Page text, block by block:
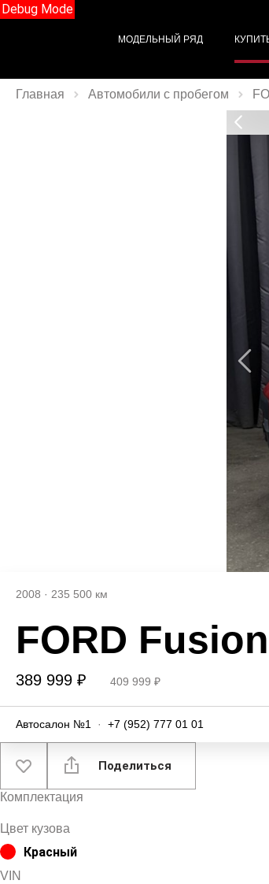
Debug Mode
МОДЕЛЬНЫЙ РЯД
Главная Автомобили с пробегом
2008 · 235 500 км
FORD
389 999 ₽ 409 999 ₽
Автосалон №1 · +7 (952) 777 01 01
Поделиться
Комплектация
Цвет кузова
Красный
VIN